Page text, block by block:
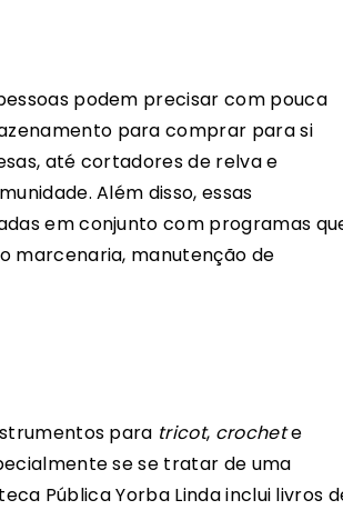
podem precisar com pouca
para comprar para si
até cortadores de relva e
Além disso, essas
em conjunto com programas
marcenaria, manutenção de
para tricot, crochete
se se tratar de uma
Pública Yorba Linda inclui livros